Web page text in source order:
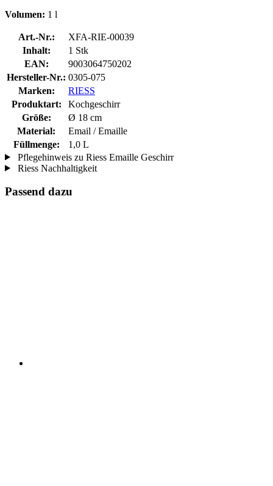
Volumen: 1 l
Art.-Nr.:
XFA-RIE-00039
Inhalt:
1 Stk
EAN:
9003064750202
Hersteller-Nr.: 0305-075
Marken:
RIESS
Produktart:
Kochgeschirr
Größe:
Ø 18 cm
Material:
Email / Emaille
Füllmenge:
1,0 L
Pflegehinweis zu Riess Emaille Geschirr
Riess Nachhaltigkeit
Passend dazu